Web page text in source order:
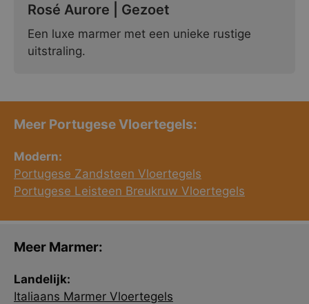
Rosé Aurore | Gezoet
Een luxe marmer met een unieke rustige
uitstraling.
Meer Portugese Vloertegels:
Modern:
Portugese Zandsteen Vloertegels
Portugese Leisteen Breukruw Vloertegels
Meer Marmer:
Landelijk:
Italiaans Marmer Vloertegels